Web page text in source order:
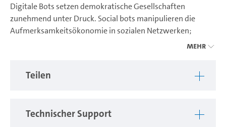
Digitale Bots setzen demokratische Gesellschaften
zunehmend unter Druck. Social bots manipulieren die
Aufmerksamkeitsökonomie in sozialen Netzwerken;
Schadsoftware kreiert Botnets, die auf Boykott oder
Unternehmen wie Cambridge Analytica rühmen sich, durch
können. Zivilgesellschaftliche Aktivisten, aber auch
Mehr
Teilen
Technischer Support